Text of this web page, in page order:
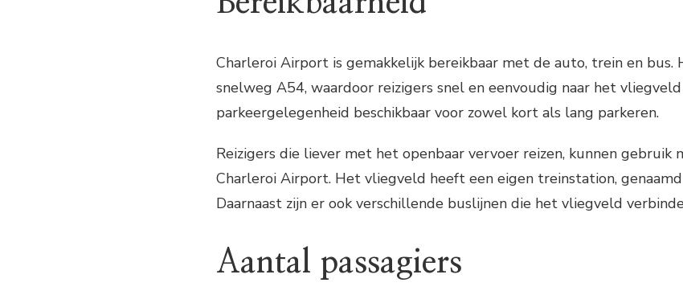
Charleroi Airport is gemakkelijk bereikbaar met de auto, trein en
snelweg A54, waardoor reizigers snel en eenvoudig naar het
parkeergelegenheid beschikbaar voor zowel kort als lang parkeren.
Reizigers die liever met het openbaar vervoer reizen, kunnen gebruik
Charleroi Airport. Het vliegveld heeft een eigen treinstation,
Daarnaast zijn er ook verschillende buslijnen die het vliegveld
Aantal passagiers